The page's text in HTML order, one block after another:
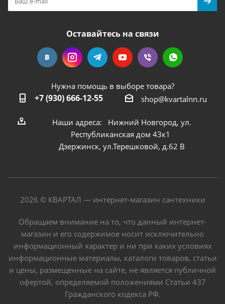
Оставайтесь на связи
Нужна помощь в выборе товара?
+7 (930) 666-12-55 shop@kvartalnn.ru
Наши адреса: Нижний Новгород, ул.
Республиканская дом 43к1
Дзержинск, ул.Терешковой, д.62 В
2026 © КВАРТАЛ — интернет-магазин сантехники
Обращаем внимание на то, что данный интернет-
магазин и его содержимое носит исключительно
информационный характер и ни при каких условиях
информационные материалы, каталоги товаров, статьи
и цены, размещенные на сайте, не является публичной
офертой, определяемой положениями Статьи 437
Гражданского кодекса РФ.